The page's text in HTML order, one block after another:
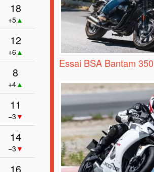
18
+5▲
12
+6▲
8
+4▲
11
−3 ▼
14
−3 ▼
16
Essai BSA Bantam 350